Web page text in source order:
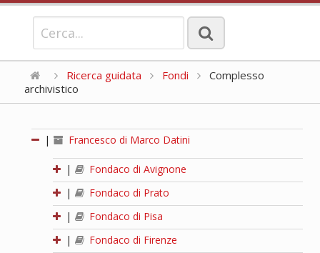
Ricerca guidata Fondi
Complesso
archivistico
| Francesco di Marco Datini
|
Fondaco di Avignone
|
Fondaco di Prato
|
Fondaco di Pisa
|
Fondaco di Firenze